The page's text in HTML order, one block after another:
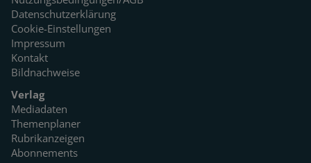
Datenschutzerklärung
Cookie-Einstellungen
Impressum
Kontakt
Bildnachweise
Verlag
Mediadaten
Themenplaner
Rubrikanzeigen
Abonnements